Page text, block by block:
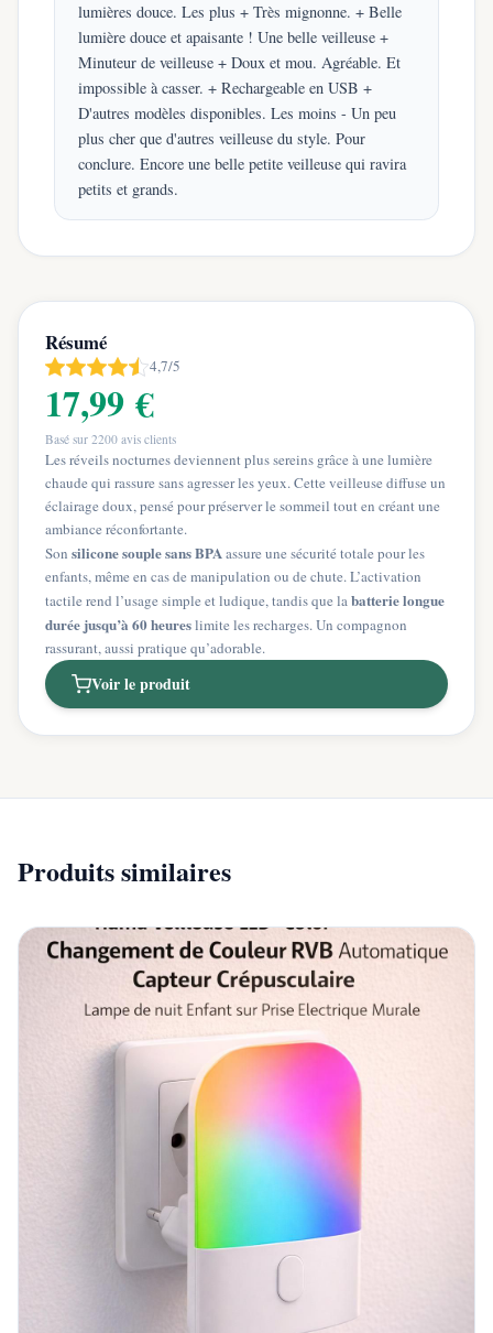
lumières douce. Les plus + Très mignonne. + Belle
lumière douce et apaisante ! Une belle veilleuse +
Minuteur de veilleuse + Doux et mou. Agréable. Et
impossible à casser. + Rechargeable en USB +
D'autres modèles disponibles. Les moins - Un peu
plus cher que d'autres veilleuse du style. Pour
conclure. Encore une belle petite veilleuse qui ravira
petits et grands.
Résumé
4,7/5
17,99 €
Basé sur 2200 avis clients
Les réveils nocturnes deviennent plus sereins grâce à une lumière
chaude qui rassure sans agresser les yeux. Cette veilleuse diffuse un
éclairage doux, pensé pour préserver le sommeil tout en créant une
ambiance réconfortante.
Son silicone souple sans BPAassure une sécurité totale pour les
enfants, même en cas de manipulation ou de chute. L’activation
tactile rend l’usage simple et ludique, tandis que labatterie longue
durée jusqu’à 60 heureslimite les recharges. Un compagnon
rassurant, aussi pratique qu’adorable.
Voir le produit
Produits similaires